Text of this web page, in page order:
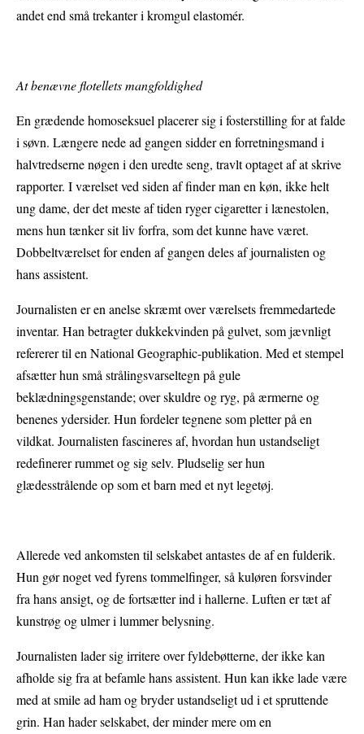
andet end små trekanter i kromgul elastomér.
At benævne flotellets mangfoldighed
En grædende homoseksuel placerer sig i fosterstilling for at falde
i søvn. Længere nede ad gangen sidder en forretningsmand i
halvtredserne nøgen i den uredte seng, travlt optaget af at skrive
rapporter. I værelset ved siden af finder man en køn, ikke helt
ung dame, der det meste af tiden ryger cigaretter i lænestolen,
mens hun tænker sit liv forfra, som det kunne have været.
Dobbeltværelset for enden af gangen deles af journalisten og
hans assistent.
Journalisten er en anelse skræmt over værelsets fremmedartede
inventar. Han betragter dukkekvinden på gulvet, som jævnligt
refererer til en National Geographic-publikation. Med et stempel
afsætter hun små strålingsvarseltegn på gule
beklædningsgenstande; over skuldre og ryg, på ærmerne og
benenes ydersider. Hun fordeler tegnene som pletter på en
vildkat. Journalisten fascineres af, hvordan hun ustandseligt
redefinerer rummet og sig selv. Pludselig ser hun
glædesstrålende op som et barn med et nyt legetøj.
Allerede ved ankomsten til selskabet antastes de af en fulderik.
Hun gør noget ved fyrens tommelfinger, så kuløren forsvinder
fra hans ansigt, og de fortsætter ind i hallerne. Luften er tæt af
kunstrøg og ulmer i lummer belysning.
Journalisten lader sig irritere over fyldebøtterne, der ikke kan
afholde sig fra at befamle hans assistent. Hun kan ikke lade være
med at smile ad ham og bryder ustandseligt ud i et spruttende
grin. Han hader selskabet, der minder mere om en